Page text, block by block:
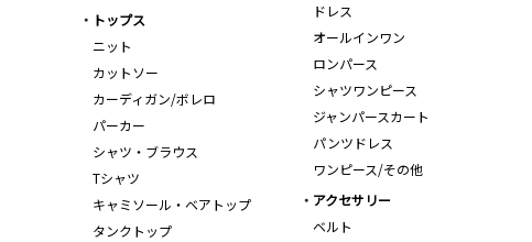
トップス
ニット
カットソー
カーディガン/ボレロ
パーカー
シャツ・ブラウス
Tシャツ
キャミソール・ベアトップ
タンクトップ
ドレス
オールインワン
ロンパース
シャツワンピース
ジャンパースカート
パンツドレス
ワンピース/その他
アクセサリー
ベルト